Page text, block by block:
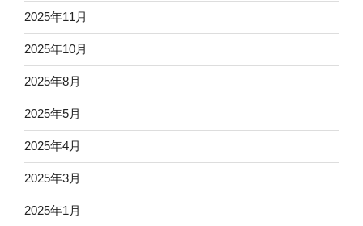
2025年11月
2025年10月
2025年8月
2025年5月
2025年4月
2025年3月
2025年1月